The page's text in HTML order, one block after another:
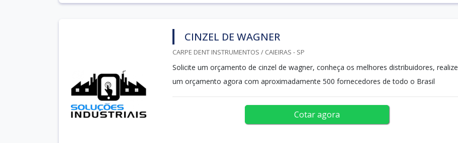
CINZEL DE WAGNER
CARPE DENT INSTRUMENTOS / CAIEIRAS - SP
Solicite um orçamento de cinzel de wagner, conheça os melhores distribuidores, realize
um orçamento agora com aproximadamente 500 fornecedores de todo o Brasil
Cotar agora